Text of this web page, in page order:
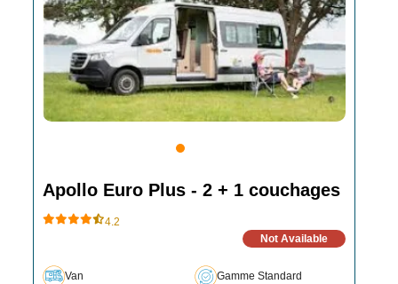
Apollo Euro Plus - 2 + 1 couchages
4.2
Not Available
Van Gamme Standard